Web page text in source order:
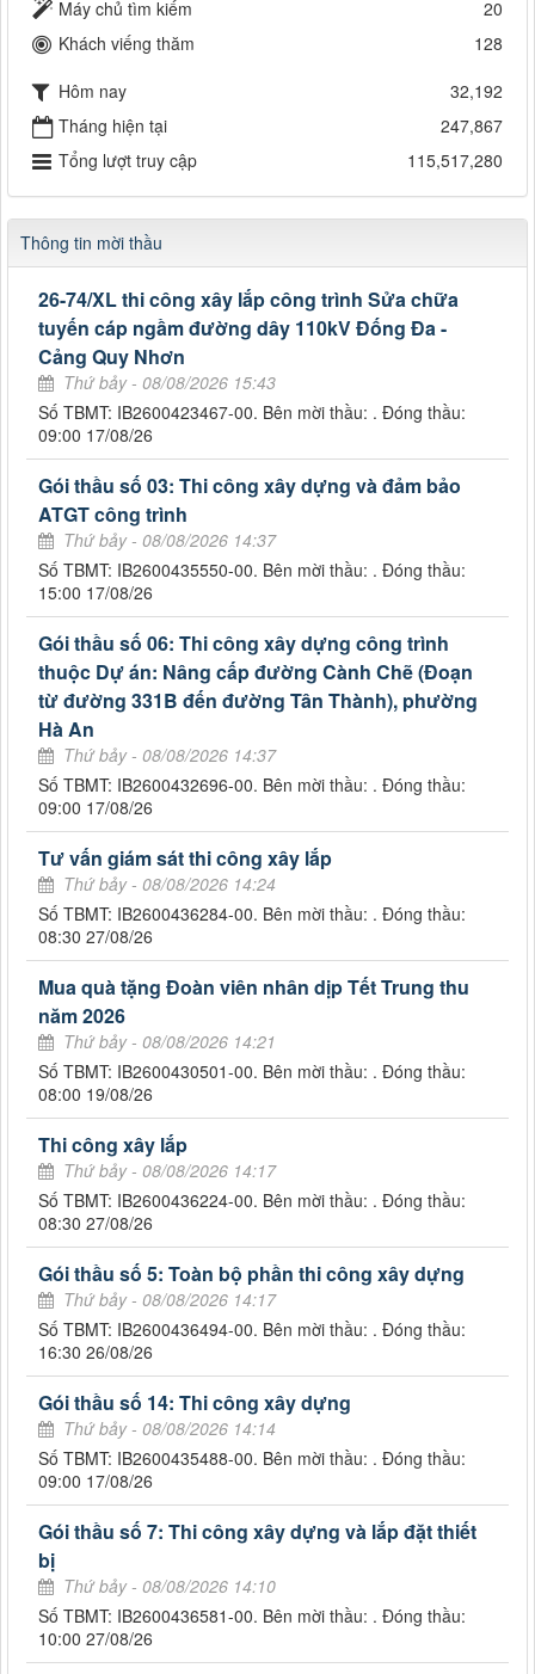
Máy chủ tìm kiếm
20
Khách viếng thăm
128
Hôm nay
32,192
Tháng hiện tại
247,867
Tổng lượt truy cập
115,517,280
Thông tin mời thầu
26-74/XL thi công xây lắp công trình Sửa chữa
tuyến cáp ngầm đường dây 110kV Đống Đa -
Cảng Quy Nhơn
Thứ bảy - 08/08/2026 15:43
Số TBMT: IB2600423467-00. Bên mời thầu: . Đóng thầu:
09:00 17/08/26
Gói thầu số 03: Thi công xây dựng và đảm bảo
ATGT công trình
Thứ bảy - 08/08/2026 14:37
Số TBMT: IB2600435550-00. Bên mời thầu: . Đóng thầu:
15:00 17/08/26
Gói thầu số 06: Thi công xây dựng công trình
thuộc Dự án: Nâng cấp đường Cành Chẽ (Đoạn
từ đường 331B đến đường Tân Thành), phường
Hà An
Thứ bảy - 08/08/2026 14:37
Số TBMT: IB2600432696-00. Bên mời thầu: . Đóng thầu:
09:00 17/08/26
Tư vấn giám sát thi công xây lắp
Thứ bảy - 08/08/2026 14:24
Số TBMT: IB2600436284-00. Bên mời thầu: . Đóng thầu:
08:30 27/08/26
Mua quà tặng Đoàn viên nhân dịp Tết Trung thu
năm 2026
Thứ bảy - 08/08/2026 14:21
Số TBMT: IB2600430501-00. Bên mời thầu: . Đóng thầu:
08:00 19/08/26
Thi công xây lắp
Thứ bảy - 08/08/2026 14:17
Số TBMT: IB2600436224-00. Bên mời thầu: . Đóng thầu:
08:30 27/08/26
Gói thầu số 5: Toàn bộ phần thi công xây dựng
Thứ bảy - 08/08/2026 14:17
Số TBMT: IB2600436494-00. Bên mời thầu: . Đóng thầu:
16:30 26/08/26
Gói thầu số 14: Thi công xây dựng
Thứ bảy - 08/08/2026 14:14
Số TBMT: IB2600435488-00. Bên mời thầu: . Đóng thầu:
09:00 17/08/26
Gói thầu số 7: Thi công xây dựng và lắp đặt thiết
bị
Thứ bảy - 08/08/2026 14:10
Số TBMT: IB2600436581-00. Bên mời thầu: . Đóng thầu:
10:00 27/08/26